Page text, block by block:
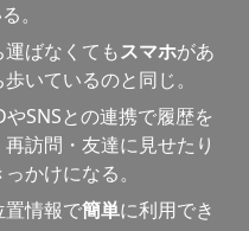
。
ばなくてもスマホがあ
いているのと同じ。
SNSとの連携で履歴を
再訪問・友達に見せたり
かけになる。
置情報で簡単に利用でき